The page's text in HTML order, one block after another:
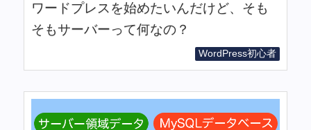
ワードプレスを始めたいんだけど、そも
そもサーバーって何なの？
WordPress初心者